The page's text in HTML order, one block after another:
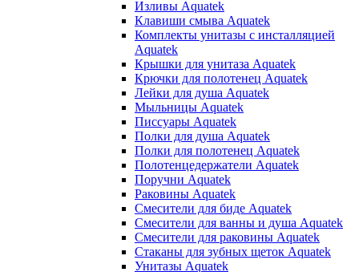
Изливы Aquatek
Клавиши смыва Aquatek
Комплекты унитазы с инсталляцией
Aquatek
Крышки для унитаза Aquatek
Крючки для полотенец Aquatek
Лейки для душа Aquatek
Мыльницы Aquatek
Писсуары Aquatek
Полки для душа Aquatek
Полки для полотенец Aquatek
Полотенцедержатели Aquatek
Поручни Aquatek
Раковины Aquatek
Смесители для биде Aquatek
Смесители для ванны и душа Aquatek
Смесители для раковины Aquatek
Стаканы для зубных щеток Aquatek
Унитазы Aquatek